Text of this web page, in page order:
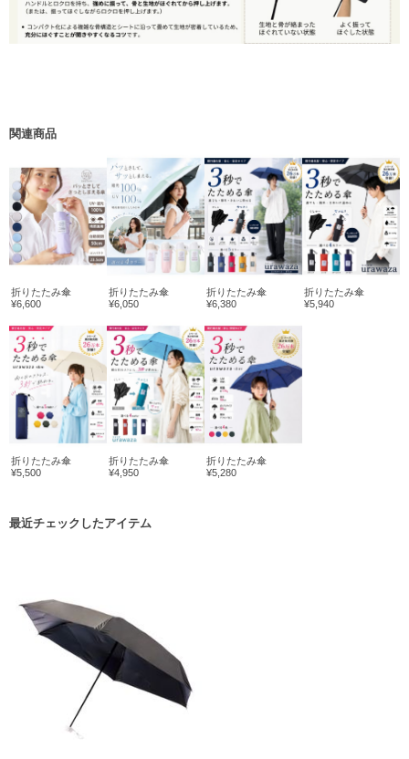
関連商品
折りたたみ傘
¥6,600
折りたたみ傘
¥6,050
折りたたみ傘
¥6,380
折りたたみ傘
¥5,940
折りたたみ傘
¥5,500
折りたたみ傘
¥4,950
折りたたみ傘
¥5,280
最近チェックしたアイテム